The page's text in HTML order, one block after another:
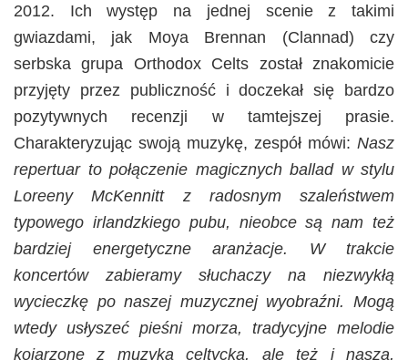
2012. Ich występ na jednej scenie z takimi
gwiazdami, jak Moya Brennan (Clannad) czy
serbska grupa Orthodox Celts został znakomicie
przyjęty przez publiczność i doczekał się bardzo
pozytywnych recenzji w tamtejszej prasie.
Charakteryzując swoją muzykę, zespół mówi: Nasz
repertuar to połączenie magicznych ballad w stylu
Loreeny McKennitt z radosnym szaleństwem
typowego irlandzkiego pubu, nieobce są nam też
bardziej energetyczne aranżacje. W trakcie
koncertów zabieramy słuchaczy na niezwykłą
wycieczkę po naszej muzycznej wyobraźni. Mogą
wtedy usłyszeć pieśni morza, tradycyjne melodie
kojarzone z muzyką celtycką, ale też i naszą,